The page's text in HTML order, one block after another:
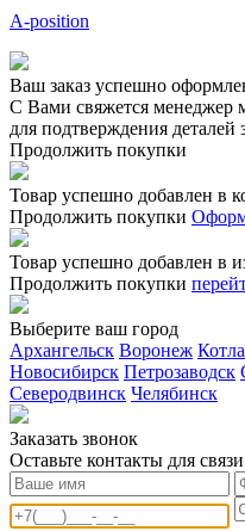
A-position
Ваш заказ успешно
С Вами свяжется менеджер
для подтверждения деталей
Продолжить покупки
Товар успешно добавлен в
Продолжить покупки
Товар успешно добавлен в
Продолжить покупки
Выберите ваш город
Архангельск Воронеж
Новосибирск Петрозаводск
Северодвинск Челябинск
Заказать звонoк
Оставьте контакты для